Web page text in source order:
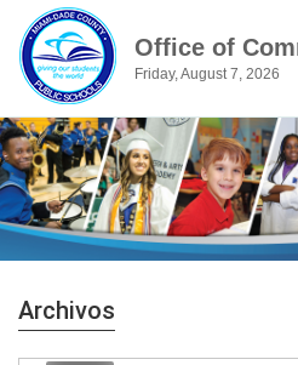
Office of
Friday, August 7, 2026
Archivos